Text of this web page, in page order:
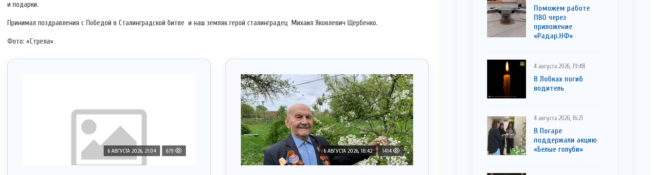
и подарки.
Принимал поздравления с Победой в Сталинградской битве и наш земляк герой сталинградец Михаил Яковлевич Щербенко.
Фото: «Стрела»
6 АВГУСТА 2026, 21:04 679 6 АВГУСТА 2026, 18:42 1414
Поможем работе
ПВО через
приложение
«Радар.НФ»
4 августа 2026, 19:48
В Лобках погиб
водитель
4 августа 2026, 16:21
В Погаре
поддержали акцию
«Белые голуби»